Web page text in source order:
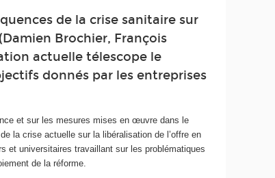
de la crise sanitaire sur
Brochier, François
actuelle télescope le
donnés par les entreprises
et sur les mesures mises en œuvre dans le
la crise actuelle sur la libéralisation de l’offre en
et universitaires travaillant sur les problématiques
de la réforme.